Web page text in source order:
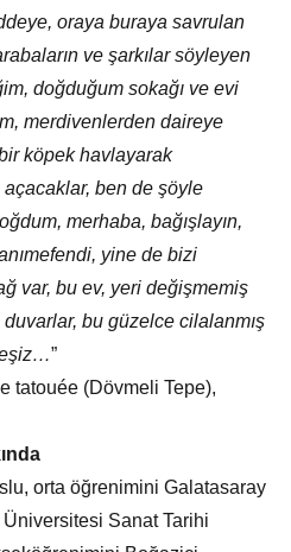
oraya buraya savrulan
ve şarkılar söyleyen
doğduğum sokağı ve evi
merdivenlerden daireye
bir köpek havlayarak
açacaklar, ben de şöyle
merhaba, bağışlayın,
yine de bizi
var, bu ev, yeri değişmemiş
bu güzelce cilalanmış
”
tatouée (Dövmeli Tepe),
orta öğrenimini Galatasaray
Sanat Tarihi